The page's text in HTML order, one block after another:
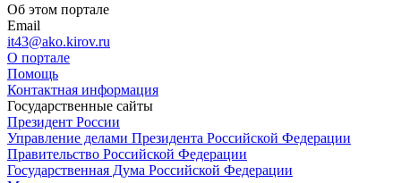
Об этом портале
Email
it43@ako.kirov.ru
О портале
Помощь
Контактная информация
Государственные сайты
Президент России
Управление делами Президента Российской Федерации
Правительство Российской Федерации
Государственная Дума Российской Федерации